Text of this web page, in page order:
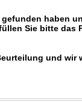
haben
Sie bitte das
und wir